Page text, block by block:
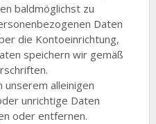
baldmöglichst zu
Daten
die Kontoeinrichtung,
speichern wir gemäß
unserem alleinigen
unrichtige Daten
oder entfernen.